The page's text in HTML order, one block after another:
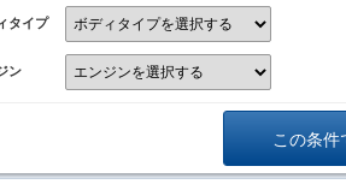
タイプ
ン